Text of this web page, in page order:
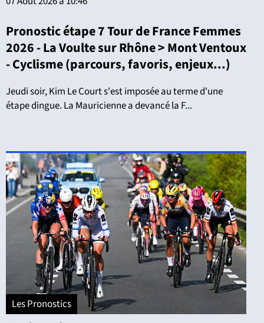
Pronostic étape 7 Tour de France Femmes
2026 - La Voulte sur Rhône > Mont Ventoux
- Cyclisme (parcours, favoris, enjeux...)
Jeudi soir, Kim Le Court s'est imposée au terme d'une
étape dingue. La Mauricienne a devancé la F...
Les Pronostics